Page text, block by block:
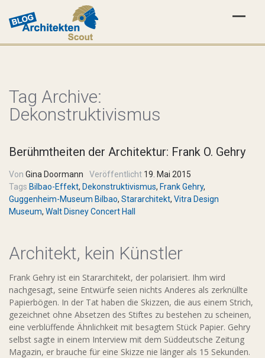
Tag Archive:
Dekonstruktivismus
Berühmtheiten der Architektur: Frank O. Gehry
Von Gina Doormann Veröffentlicht 19. Mai 2015
Tags Bilbao-Effekt, Dekonstruktivismus, Frank Gehry,
Guggenheim-Museum Bilbao, Stararchitekt, Vitra Design
Museum, Walt Disney Concert Hall
Architekt, kein Künstler
Frank Gehry ist ein Stararchitekt, der polarisiert. Ihm wird
nachgesagt, seine Entwürfe seien nichts Anderes als zerknüllte
Papierbögen. In der Tat haben die Skizzen, die aus einem Strich,
gezeichnet ohne Absetzen des Stiftes zu bestehen zu scheinen,
eine verblüffende Ähnlichkeit mit besagtem Stück Papier. Gehry
selbst sagte in einem Interview mit dem Süddeutsche Zeitung
Magazin, er brauche für eine Skizze nie länger als 15 Sekunden.